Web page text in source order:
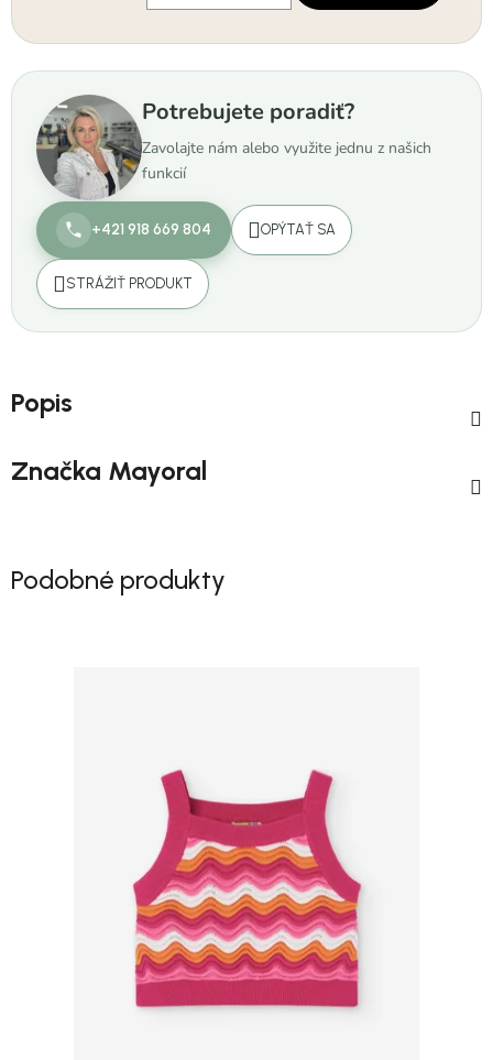
Jednotková cena:
Potrebujete poradiť?
Zavolajte nám alebo využite jednu z našich
funkcií
+421 918 669 804 OPÝTAŤ SA
STRÁŽIŤ PRODUKT
Popis
Značka Mayoral
Podobné produkty